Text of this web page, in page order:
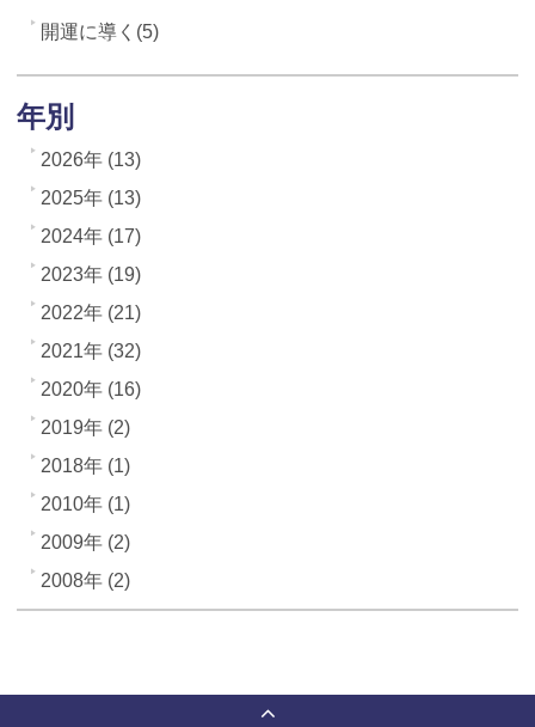
開運に導く(5)
年別
2026年 (13)
2025年 (13)
2024年 (17)
2023年 (19)
2022年 (21)
2021年 (32)
2020年 (16)
2019年 (2)
2018年 (1)
2010年 (1)
2009年 (2)
2008年 (2)